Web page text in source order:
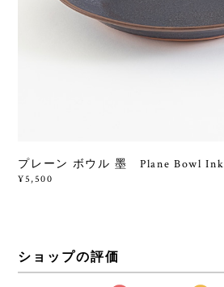
プレーン ボウル 墨 Plane Bowl Ink
¥5,500
ショップの評価